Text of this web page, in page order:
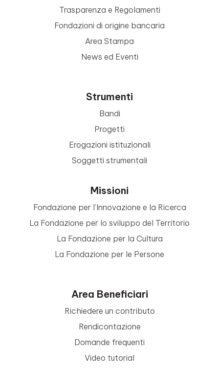
Trasparenza e Regolamenti
Fondazioni di origine bancaria
Area Stampa
News ed Eventi
Strumenti
Bandi
Progetti
Erogazioni istituzionali
Soggetti strumentali
Missioni
Fondazione per l’Innovazione e la Ricerca
La Fondazione per lo sviluppo del Territorio
La Fondazione per la Cultura
La Fondazione per le Persone
Area Beneficiari
Richiedere un contributo
Rendicontazione
Domande frequenti
Video tutorial